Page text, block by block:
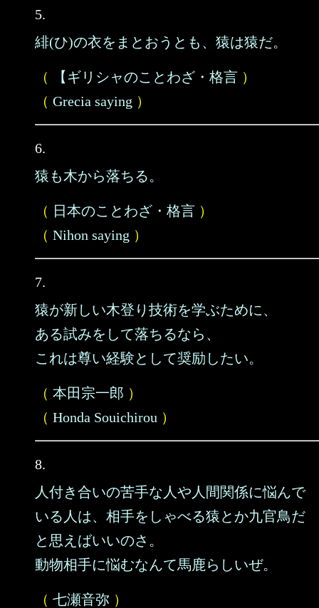
5.
緋(ひ)の衣をまとおうとも、猿は猿だ。
（ 【ギリシャのことわざ・格言 ）
（ Grecia saying ）
6.
猿も木から落ちる。
（ 日本のことわざ・格言 ）
（ Nihon saying ）
7.
猿が新しい木登り技術を学ぶために、
ある試みをして落ちるなら、
これは尊い経験として奨励したい。
（ 本田宗一郎 ）
（ Honda Souichirou ）
8.
人付き合いの苦手な人や人間関係に悩んで
いる人は、相手をしゃべる猿とか九官鳥だ
と思えばいいのさ。
動物相手に悩むなんて馬鹿らしいぜ。
（ 七瀬音弥 ）